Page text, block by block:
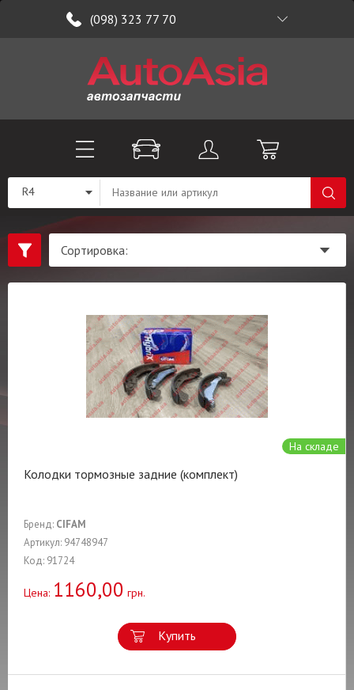
(098) 323 77 70
R4
На складе
Колодки тормозные задние (комплект)
Бренд: CIFAM
Артикул: 94748947
Код: 91724
Цена: 1160,00 грн.
Купить